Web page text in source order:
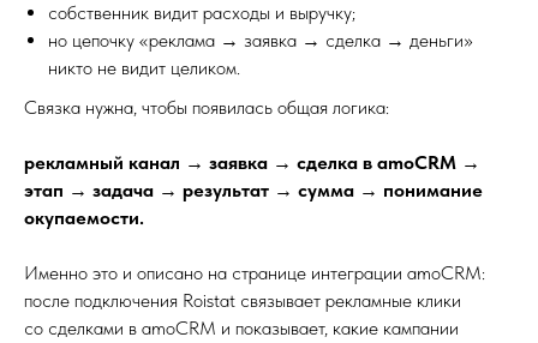
собственник видит расходы и выручку;
но цепочку «реклама → заявка → сделка → деньги»
никто не видит целиком.
Связка нужна, чтобы появилась общая логика:
рекламный канал → заявка → сделка в amoCRM →
этап → задача → результат → сумма → понимание
окупаемости.
Именно это и описано на странице интеграции amoCRM:
после подключения Roistat связывает рекламные клики
со сделками в amoCRM и показывает, какие кампании